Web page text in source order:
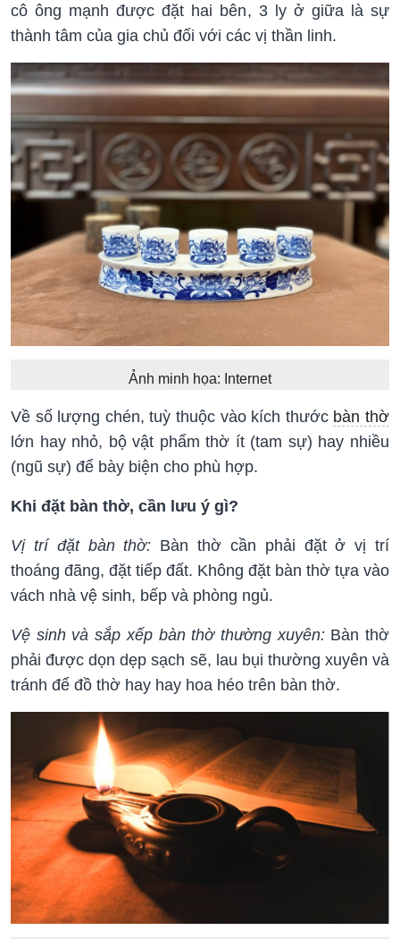
cô ông mạnh được đặt hai bên, 3 ly ở giữa là sự
thành tâm của gia chủ đối với các vị thần linh.
Ảnh minh họa: Internet
Về số lượng chén, tuỳ thuộc vào kích thước bàn thờ
lớn hay nhỏ, bộ vật phẩm thờ ít (tam sự) hay nhiều
(ngũ sự) để bày biện cho phù hợp.
Khi đặt bàn thờ, cần lưu ý gì?
Vị trí đặt bàn thờ: Bàn thờ cần phải đặt ở vị trí
thoáng đãng, đặt tiếp đất. Không đặt bàn thờ tựa vào
vách nhà vệ sinh, bếp và phòng ngủ.
Vệ sinh và sắp xếp bàn thờ thường xuyên: Bàn thờ
phải được dọn dẹp sạch sẽ, lau bụi thường xuyên và
tránh để đồ thờ hay hay hoa héo trên bàn thờ.